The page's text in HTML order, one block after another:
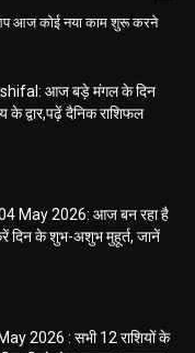
आज कोई नया काम शुरू करने
आज बड़े मंगल के दिन
के द्वार,पढ़ें दैनिक राशिफल
May 2026: आज बन रहा है
करें दिन के शुभ-अशुभ मुहूर्त, जानें
2026 : सभी 12 राशियों के